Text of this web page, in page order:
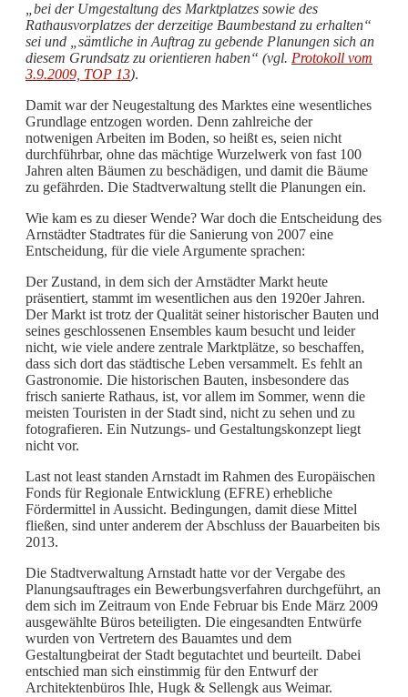
„bei der Umgestaltung des Marktplatzes sowie des
Rathausvorplatzes der derzeitige Baumbestand zu erhalten“
sei und „sämtliche in Auftrag zu gebende Planungen sich an
diesem Grundsatz zu orientieren haben“ (vgl. Protokoll vom
3.9.2009, TOP 13).
Damit war der Neugestaltung des Marktes eine wesentliches
Grundlage entzogen worden. Denn zahlreiche der
notwenigen Arbeiten im Boden, so heißt es, seien nicht
durchführbar, ohne das mächtige Wurzelwerk von fast 100
Jahren alten Bäumen zu beschädigen, und damit die Bäume
zu gefährden. Die Stadtverwaltung stellt die Planungen ein.
Wie kam es zu dieser Wende? War doch die Entscheidung des
Arnstädter Stadtrates für die Sanierung von 2007 eine
Entscheidung, für die viele Argumente sprachen:
Der Zustand, in dem sich der Arnstädter Markt heute
präsentiert, stammt im wesentlichen aus den 1920er Jahren.
Der Markt ist trotz der Qualität seiner historischer Bauten und
seines geschlossenen Ensembles kaum besucht und leider
nicht, wie viele andere zentrale Marktplätze, so beschaffen,
dass sich dort das städtische Leben versammelt. Es fehlt an
Gastronomie. Die historischen Bauten, insbesondere das
frisch sanierte Rathaus, ist, vor allem im Sommer, wenn die
meisten Touristen in der Stadt sind, nicht zu sehen und zu
fotografieren. Ein Nutzungs- und Gestaltungskonzept liegt
nicht vor.
Last not least standen Arnstadt im Rahmen des Europäischen
Fonds für Regionale Entwicklung (EFRE) erhebliche
Fördermittel in Aussicht. Bedingungen, damit diese Mittel
fließen, sind unter anderem der Abschluss der Bauarbeiten bis
2013.
Die Stadtverwaltung Arnstadt hatte vor der Vergabe des
Planungsauftrages ein Bewerbungsverfahren durchgeführt, an
dem sich im Zeitraum von Ende Februar bis Ende März 2009
ausgewählte Büros beteiligten. Die eingesandten Entwürfe
wurden von Vertretern des Bauamtes und dem
Gestaltungbeirat der Stadt begutachtet und beurteilt. Dabei
entschied man sich einstimmig für den Entwurf der
Architektenbüros Ihle, Hugk & Sellengk aus Weimar.